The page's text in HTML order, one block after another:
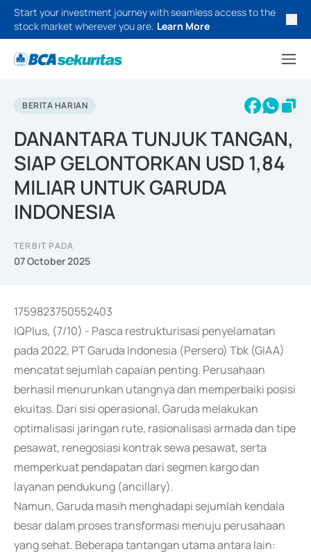
Start your investment journey with seamless access to the
stock market wherever you are. Learn More
BERITA HARIAN
DANANTARA TUNJUK TANGAN,
SIAP GELONTORKAN USD 1,84
MILIAR UNTUK GARUDA
INDONESIA
TERBIT PADA
07 October 2025
1759823750552403
IQPlus, (7/10) - Pasca restrukturisasi penyelamatan
pada 2022, PT Garuda Indonesia (Persero) Tbk (GIAA)
mencatat sejumlah capaian penting. Perusahaan
berhasil menurunkan utangnya dan memperbaiki posisi
ekuitas. Dari sisi operasional, Garuda melakukan
optimalisasi jaringan rute, rasionalisasi armada dan tipe
pesawat, renegosiasi kontrak sewa pesawat, serta
memperkuat pendapatan dari segmen kargo dan
layanan pendukung (ancillary).
Namun, Garuda masih menghadapi sejumlah kendala
besar dalam proses transformasi menuju perusahaan
yang sehat. Beberapa tantangan utama antara lain: